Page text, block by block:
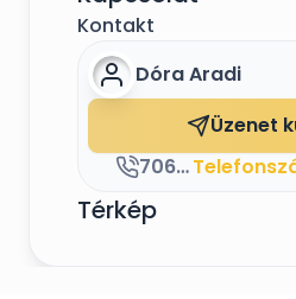
Mikor döntsetek
ha fontos a
személyes találkozás
ha bele szeretnétek
forgatókönyvébe
ha az
Kontakt
Dóra Aradi
Üzenet
706359808
Térkép